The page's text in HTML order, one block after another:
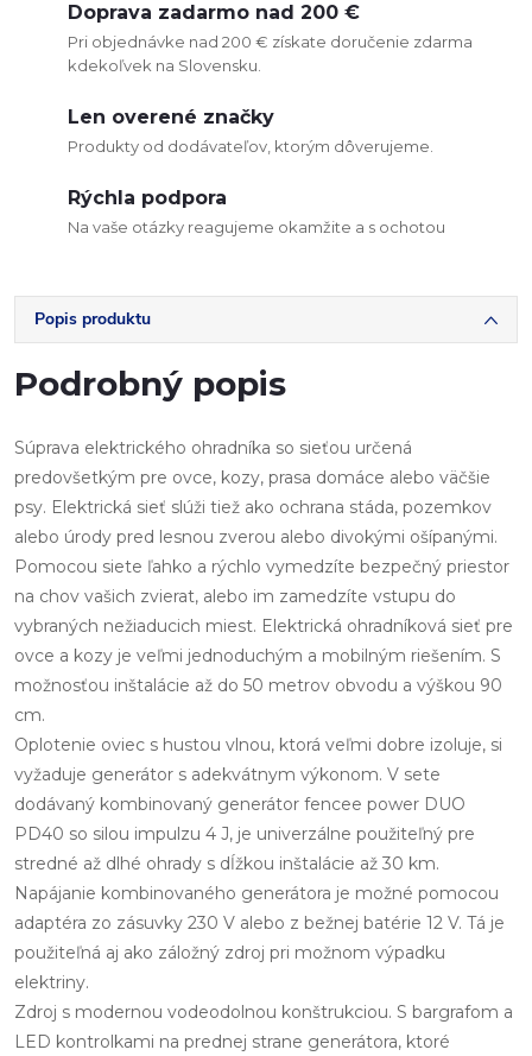
Doprava zadarmo nad 200 €
Pri objednávke nad 200 € získate doručenie zdarma
kdekoľvek na Slovensku.
Len overené značky
Produkty od dodávateľov, ktorým dôverujeme.
Rýchla podpora
Na vaše otázky reagujeme okamžite a s ochotou
Popis produktu
Podrobný popis
Súprava elektrického ohradníka so sieťou určená
predovšetkým pre ovce, kozy, prasa domáce alebo väčšie
psy. Elektrická sieť slúži tiež ako ochrana stáda, pozemkov
alebo úrody pred lesnou zverou alebo divokými ošípanými.
Pomocou siete ľahko a rýchlo vymedzíte bezpečný priestor
na chov vašich zvierat, alebo im zamedzíte vstupu do
vybraných nežiaducich miest. Elektrická ohradníková sieť pre
ovce a kozy je veľmi jednoduchým a mobilným riešením. S
možnosťou inštalácie až do 50 metrov obvodu a výškou 90
cm.
Oplotenie oviec s hustou vlnou, ktorá veľmi dobre izoluje, si
vyžaduje generátor s adekvátnym výkonom. V sete
dodávaný kombinovaný generátor fencee power DUO
PD40 so silou impulzu 4 J, je univerzálne použiteľný pre
stredné až dlhé ohrady s dĺžkou inštalácie až 30 km.
Napájanie kombinovaného generátora je možné pomocou
adaptéra zo zásuvky 230 V alebo z bežnej batérie 12 V. Tá je
použiteľná aj ako záložný zdroj pri možnom výpadku
elektriny.
Zdroj s modernou vodeodolnou konštrukciou. S bargrafom a
LED kontrolkami na prednej strane generátora, ktoré